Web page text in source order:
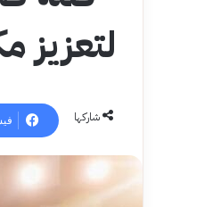
لتعزيز
شاركها